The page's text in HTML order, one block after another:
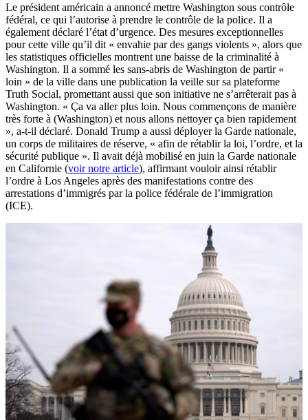
Le président américain a annoncé mettre Washington sous contrôle
fédéral, ce qui l’autorise à prendre le contrôle de la police. Il a
également déclaré l’état d’urgence. Des mesures exceptionnelles
pour cette ville qu’il dit « envahie par des gangs violents », alors que
les statistiques officielles montrent une baisse de la criminalité à
Washington. Il a sommé les sans-abris de Washington de partir «
loin » de la ville dans une publication la veille sur sa plateforme
Truth Social, promettant aussi que son initiative ne s’arrêterait pas à
Washington. « Ça va aller plus loin. Nous commençons de manière
très forte à (Washington) et nous allons nettoyer ça bien rapidement
», a-t-il déclaré. Donald Trump a aussi déployer la Garde nationale,
un corps de militaires de réserve, « afin de rétablir la loi, l’ordre, et la
sécurité publique ». Il avait déjà mobilisé en juin la Garde nationale
en Californie (voir notre article), affirmant vouloir ainsi rétablir
l’ordre à Los Angeles après des manifestations contre des
arrestations d’immigrés par la police fédérale de l’immigration
(ICE).